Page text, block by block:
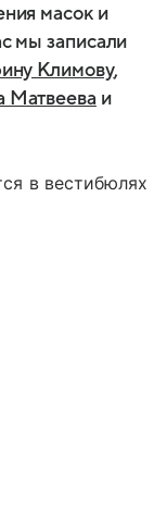
масок и
мы записали
Климову,
Матвеева и
в вестибюлях